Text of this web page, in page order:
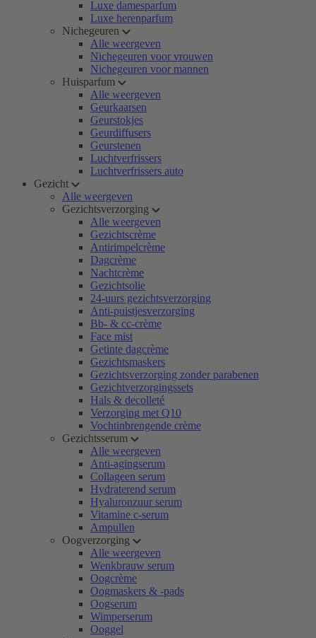
Luxe damesparfum
Luxe herenparfum
Nichegeuren
Alle weergeven
Nichegeuren voor vrouwen
Nichegeuren voor mannen
Huisparfum
Alle weergeven
Geurkaarsen
Geurstokjes
Geurdiffusers
Geurstenen
Luchtverfrissers
Luchtverfrissers auto
Gezicht
Alle weergeven
Gezichtsverzorging
Alle weergeven
Gezichtscrème
Antirimpelcrème
Dagcrème
Nachtcrème
Gezichtsolie
24-uurs gezichtsverzorging
Anti-puistjesverzorging
Bb- & cc-crème
Face mist
Getinte dagcrème
Gezichtsmaskers
Gezichtsverzorging zonder parabenen
Gezichtverzorgingssets
Hals & decolleté
Verzorging met Q10
Vochtinbrengende crème
Gezichtsserum
Alle weergeven
Anti-agingserum
Collageen serum
Hydraterend serum
Hyaluronzuur serum
Vitamine c-serum
Ampullen
Oogverzorging
Alle weergeven
Wenkbrauw serum
Oogcrème
Oogmaskers & -pads
Oogserum
Wimperserum
Ooggel